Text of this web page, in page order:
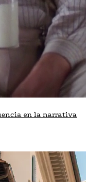
en la narrativa